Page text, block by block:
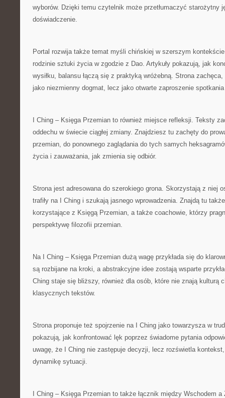
wyborów. Dzięki temu czytelnik może przetłumaczyć starożytny
doświadczenie.
Portal rozwija także temat myśli chińskiej w szerszym
rodzinie sztuki życia w zgodzie z Dao. Artykuły pokazują, jak
wysiłku, balansu łączą się z praktyką wróżebną. Strona
jako niezmienny dogmat, lecz jako otwarte zaproszenie
I Ching – Księga Przemian to również miejsce refleksji. Teksty
oddechu w świecie ciągłej zmiany. Znajdziesz tu zachęty do
przemian, do ponownego zaglądania do tych samych
życia i zauważania, jak zmienia się odbiór.
Strona jest adresowana do szerokiego grona. Skorzystają z niej
trafiły na I Ching i szukają jasnego wprowadzenia. Znajdą tu
korzystające z Księgą Przemian, a także coachowie, którzy
perspektywę filozofii przemian.
Na I Ching – Księga Przemian dużą wagę przykłada się do
są rozbijane na kroki, a abstrakcyjne idee zostają wsparte
Ching staje się bliższy, również dla osób, które nie znają kulturą
klasycznych tekstów.
Strona proponuje też spojrzenie na I Ching jako towarzysza w
pokazują, jak konfrontować lęk poprzez świadome pytania
uwagę, że I Ching nie zastępuje decyzji, lecz rozświetla
dynamikę sytuacji.
I Ching – Księga Przemian to także łącznik między Wschodem a